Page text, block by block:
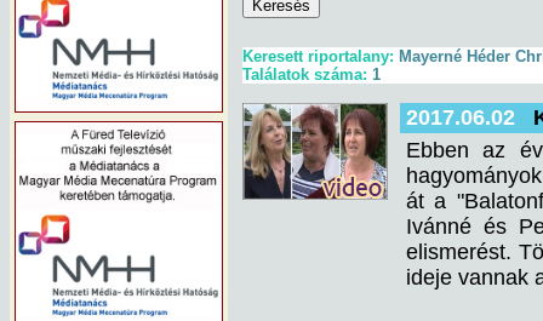
Keresett riportalany: Mayerné Héder
Találatok száma: 1
2017.06.02
Ebben az
át a
Ivánné és
elismerést.
ideje vannak